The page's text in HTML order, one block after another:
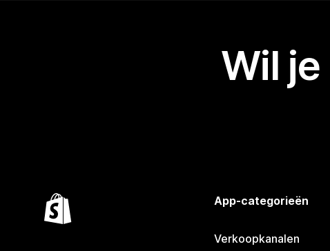
Wil
App-categorieën
Verkoopkanalen